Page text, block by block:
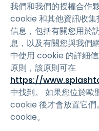
我們和我們的授權合作
cookie 和其他資訊收集
信息，包括有關您用於
息，以及有關您與我們
中使用 cookie 的詳細
原則，該原則可在
https://
中找到。 如果您位於歐
cookie 後才會放置它們
cookie。